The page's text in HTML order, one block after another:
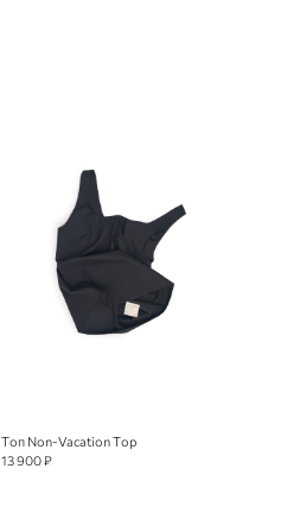
Топ Non-Vacation Top
13 900 ₽